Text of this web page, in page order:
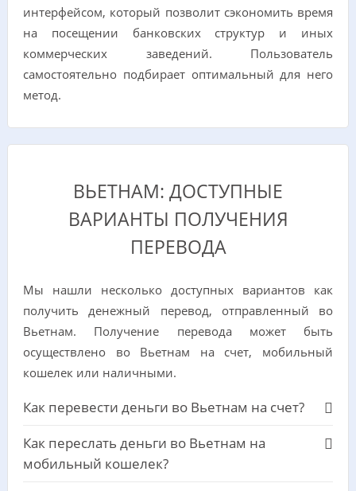
интерфейсом, который позволит сэкономить время
на посещении банковских структур и иных
коммерческих заведений. Пользователь
самостоятельно подбирает оптимальный для него
метод.
ВЬЕТНАМ: ДОСТУПНЫЕ
ВАРИАНТЫ ПОЛУЧЕНИЯ
ПЕРЕВОДА
Мы нашли несколько доступных вариантов как
получить денежный перевод, отправленный во
Вьетнам. Получение перевода может быть
осуществлено во Вьетнам на счет, мобильный
кошелек или наличными.
Как перевести деньги во Вьетнам на счет?
Как переслать деньги во Вьетнам на
мобильный кошелек?